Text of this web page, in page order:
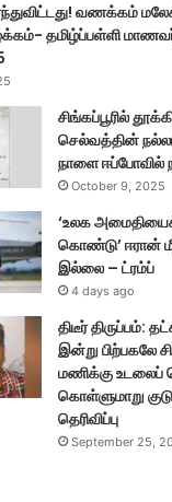
வணக்கம்
தமிழ்ப்பள்ளி
சிங்கப்பூரில்
செல்வத்தின்
நாளை ஈப்போவில்
October 9, 2025
‘உலக
கொண்டு’ ஈரான்
இல்லை – ட்ரம்ப்
4 days ago
திடீர் திருப்பம்:
இன்று பிற்பகலே
மணிக்கு உடலைப்
கொள்ளுமாறு
தெரிவிப்பு
September 25,